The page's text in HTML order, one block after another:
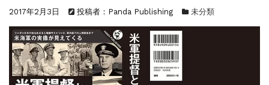
『F-2超入門』（関 賢太郎）三刷...
重版情報
2021.3.25
『〈決定版〉ソ連・ロシア 戦車王国の系譜...
重版情報
2021.2.3
『米軍提督と太平洋戦争』（谷光太郎）五刷...
2017年2月3日 投稿者：Panda Publishing 未分類